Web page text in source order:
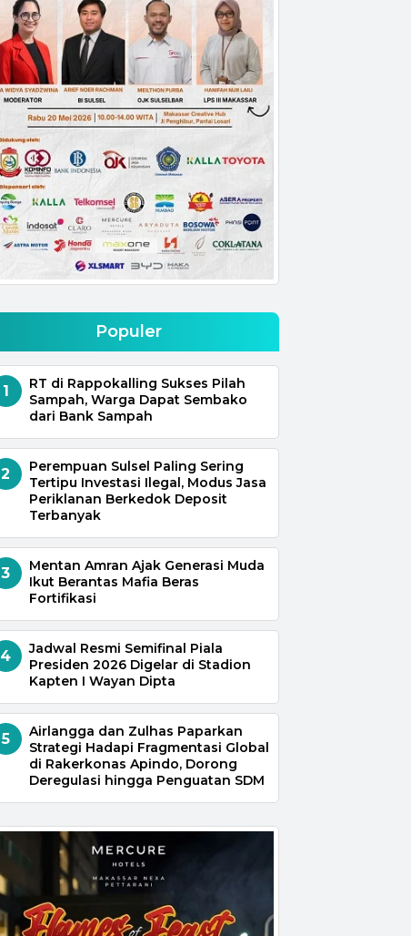
Populer
1
RT di Rappokalling Sukses Pilah
Sampah, Warga Dapat Sembako
dari Bank Sampah
2
Perempuan Sulsel Paling Sering
Tertipu Investasi Ilegal, Modus Jasa
Periklanan Berkedok Deposit
Terbanyak
3
Mentan Amran Ajak Generasi Muda
Ikut Berantas Mafia Beras
Fortifikasi
4
Jadwal Resmi Semifinal Piala
Presiden 2026 Digelar di Stadion
Kapten I Wayan Dipta
5
Airlangga dan Zulhas Paparkan
Strategi Hadapi Fragmentasi Global
di Rakerkonas Apindo, Dorong
Deregulasi hingga Penguatan SDM